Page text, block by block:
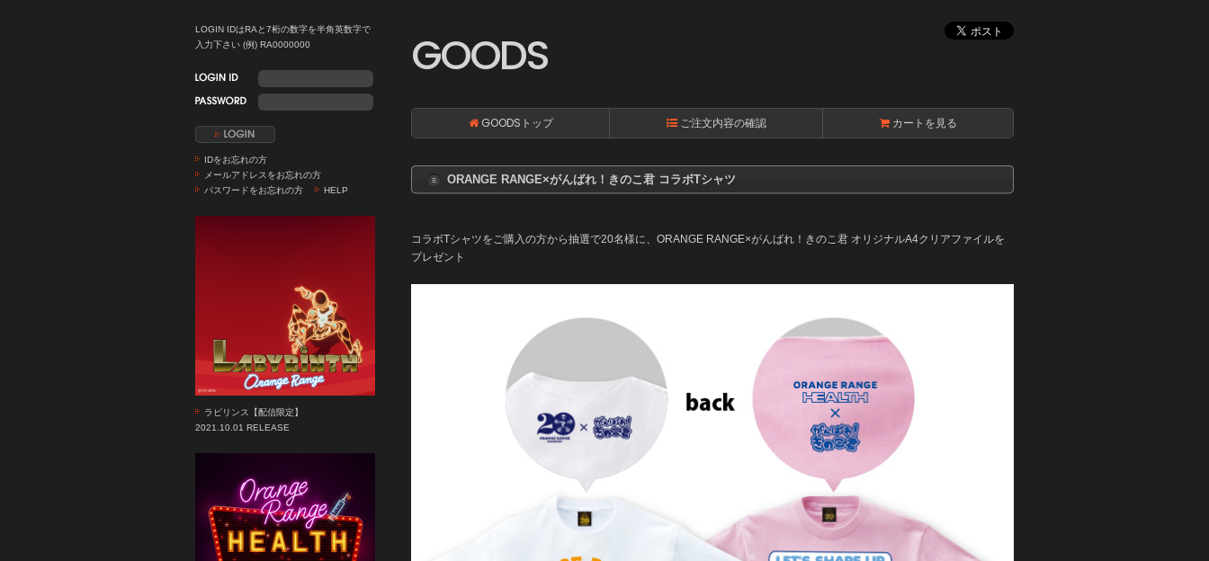
LOGIN IDはRAと7桁の数字を半角英数字で
入力下さい (例) RA0000000
IDをお忘れの方
メールアドレスをお忘れの方
パスワードをお忘れの方
HELP
ラビリンス【配信限定】
2021.10.01 RELEASE
GOODS
GOODSトップ ご注文内容の確認 カートを見る
ORANGE RANGE×がんばれ！きのこ君 コラボTシャツ
コラボTシャツをご購入の方から抽選で20名様に、ORANGE RANGE×がんばれ！きのこ君 オリジナルA4クリアファイルを
プレゼント